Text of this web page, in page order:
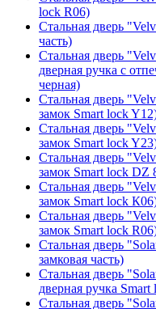
lock R06)
Стальная дверь
часть)
Стальная дверь
дверная ручка с
черная)
Стальная дверь
замок Smart lock
Стальная дверь
замок Smart lock
Стальная дверь
замок Smart lock DZ
Стальная дверь
замок Smart lock
Стальная дверь
замок Smart lock
Стальная дверь
замковая часть)
Стальная дверь
дверная ручка
Стальная дверь